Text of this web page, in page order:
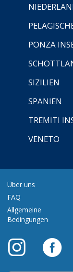
PONZA
SIZILIEN
SPANIEN
TREMITI
VENETO
Über uns
FAQ
Allgemeine
Bedingungen